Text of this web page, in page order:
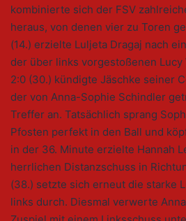
kombinierte sich der FSV
heraus, von denen vier zu Toren
(14.) erzielte Luljeta Dragaj nach
der über links vorgestoßenen Lucy
2:0 (30.) kündigte Jäschke seiner
der von Anna-Sophie Schindler
Treffer an. Tatsächlich sprang
Pfosten perfekt in den Ball und
in der 36. Minute erzielte Hannah
herrlichen Distanzschuss in
(38.) setzte sich erneut die starke
links durch. Diesmal verwerte